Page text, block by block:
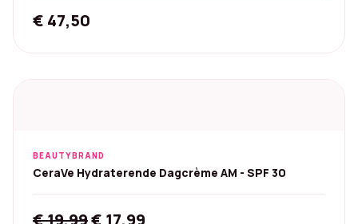
€ 47,50
BEAUTYBRAND
CeraVe Hydraterende Dagcrème AM - SPF 30
€19,99Original
€ 17,99